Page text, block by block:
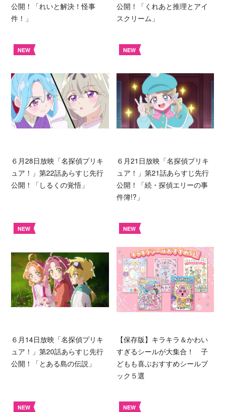
公開！「れいと解決！怪事
件！」
公開！「くれあと推理とアイ
スクリーム」
NEW
６月28日放映「名探偵プリキ
ュア！」第22話あらすじ先行
公開！「しるくの覚悟」
NEW
６月21日放映「名探偵プリキ
ュア！」第21話あらすじ先行
公開！「続・探偵エリーの事
件簿!?」
NEW
６月14日放映「名探偵プリキ
ュア！」第20話あらすじ先行
公開！「とある島の伝説」
NEW
【保存版】キラキラ＆かわい
すぎるシールが大集合！ 子
どもも喜ぶおすすめシールブ
ック５選
NEW NEW